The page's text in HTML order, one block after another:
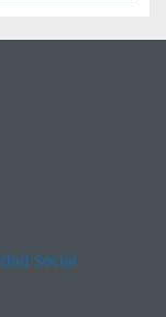
Social